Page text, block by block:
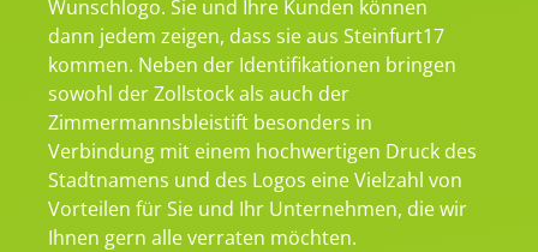
Wunschlogo. Sie und Ihre Kunden können
dann jedem zeigen, dass sie aus Steinfurt17
kommen. Neben der Identifikationen bringen
sowohl der Zollstock als auch der
Zimmermannsbleistift besonders in
Verbindung mit einem hochwertigen Druck des
Stadtnamens und des Logos eine Vielzahl von
Vorteilen für Sie und Ihr Unternehmen, die wir
Ihnen gern alle verraten möchten.